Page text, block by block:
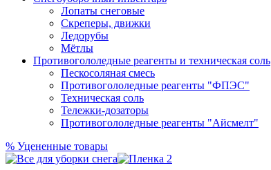
Лопаты снеговые
Скреперы, движки
Ледорубы
Мётлы
Противогололедные реагенты и техническая соль
Пескосоляная смесь
Противогололедные реагенты "ФПЭС"
Техническая соль
Тележки-дозаторы
Противогололедные реагенты "Айсмелт"
% Уцененные товары